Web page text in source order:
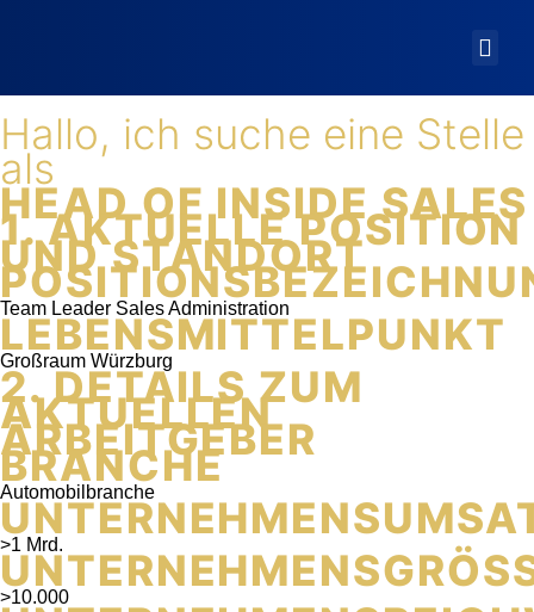
Hallo, ich suche eine Stelle
als
HEAD OF INSIDE SALES
1. AKTUELLE POSITION
UND STANDORT
Team Leader Sales Administration
LEBENSMITTELPUNKT
Großraum Würzburg
2. DETAILS ZUM
AKTUELLEN
ARBEITGEBER
BRANCHE
Automobilbranche
>1 Mrd.
>10.000